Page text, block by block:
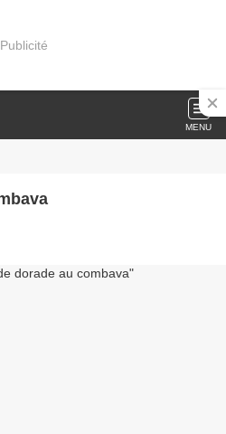
Publicité
MENU